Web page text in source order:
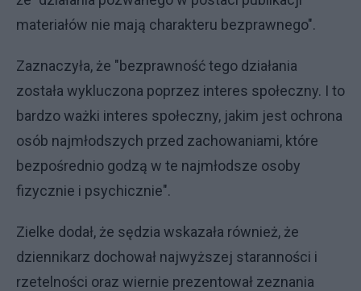
materiałów nie mają charakteru bezprawnego".
Zaznaczyła, że "bezprawność tego działania
została wykluczona poprzez interes społeczny. I to
bardzo ważki interes społeczny, jakim jest ochrona
osób najmłodszych przed zachowaniami, które
bezpośrednio godzą w te najmłodsze osoby
fizycznie i psychicznie".
Zielke dodał, że sędzia wskazała również, że
dziennikarz dochował najwyższej staranności i
rzetelności oraz wiernie prezentował zeznania